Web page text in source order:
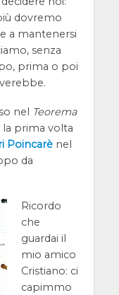
dovremo
a mantenersi
senza
prima o poi
nel Teorema
prima volta
Poincarènel
da
Ricordo
che
guardai il
mio amico
Cristiano: ci
capimmo